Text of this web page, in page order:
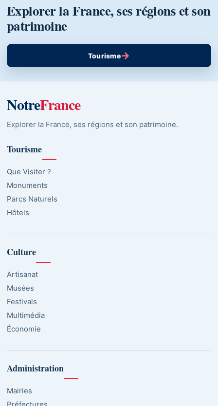
Explorer la France, ses régions et son
patrimoine
Tourisme→
NotreFrance
Explorer la France, ses régions et son patrimoine.
Tourisme
Que Visiter ?
Monuments
Parcs Naturels
Hôtels
Culture
Artisanat
Musées
Festivals
Multimédia
Économie
Administration
Mairies